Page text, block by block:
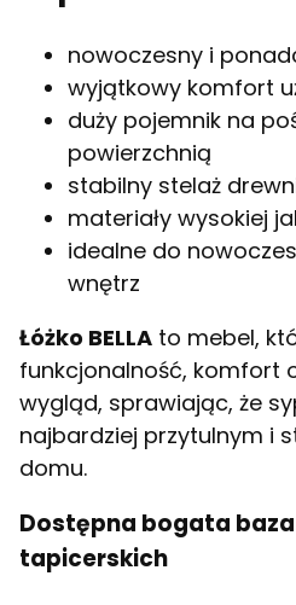
nowoczesny i
wyjątkowy komfort
duży pojemnik na
powierzchnią
stabilny stelaż
materiały wysokiej
idealne do
wnętrz
Łóżko BELLA to mebel,
funkcjonalność, komfort
wygląd, sprawiając, że
najbardziej przytulnym i
domu.
Dostępna bogata
tapicerskich